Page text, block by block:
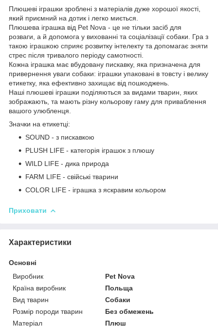
Плюшеві іграшки зроблені з матеріалів дуже хорошої якості,
який приємний на дотик і легко миється.
Плюшева іграшка від Pet Nova - це не тільки засіб для
розваги, а й допомога у вихованні та соціалізації собаки. Гра з
такою іграшкою сприяє розвитку інтелекту та допомагає зняти
стрес після тривалого періоду самотності.
Кожна іграшка має вбудовану пискавку, яка призначена для
привернення уваги собаки: іграшки упаковані в товсту і велику
етикетку, яка ефективно захищає від пошкоджень.
Наші плюшеві іграшки поділяються за видами тварин, яких
зображають, та мають різну кольорову гаму для приваблення
вашого улюбленця.
Значки на етикетці:
SOUND - з пиcкавкою
PLUSH LIFE - категорія іграшок з плюшу
WILD LIFE - дика природа
FARM LIFE - свійські тварини
COLOR LIFE - іграшка з яскравим кольором
Приховати
Характеристики
Основні
Виробник
Pet Nova
Країна виробник
Польща
Вид тварин
Собаки
Розмір породи тварин
Без обмежень
Матеріал
Плюш